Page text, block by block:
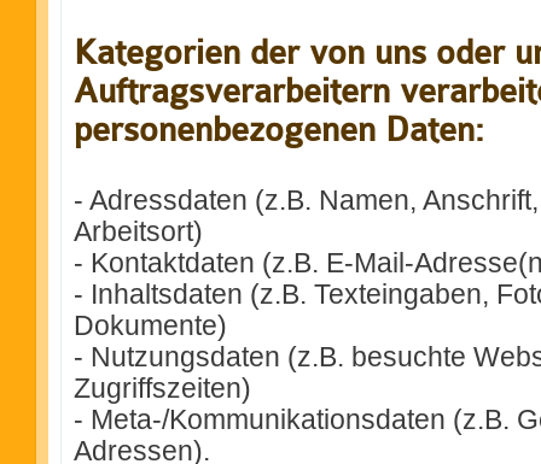
Kategorien der von uns oder
Auftragsverarbeitern
personenbezogenen Daten:
- Adressdaten (z.B. Namen,
Arbeitsort)
- Kontaktdaten (z.B. E-Mail-
- Inhaltsdaten (z.B. Texteingaben,
Dokumente)
- Nutzungsdaten (z.B. besuchte
Zugriffszeiten)
- Meta-/Kommunikationsdaten (z.B.
Adressen).